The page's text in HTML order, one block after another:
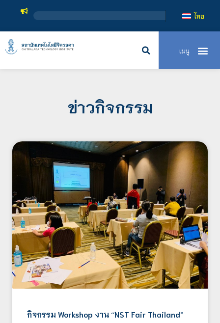
สถาบันเทค
ไทย
ข่าวกิจกรรม
กิจกรรม Workshop งาน “NST Fair Thailand”